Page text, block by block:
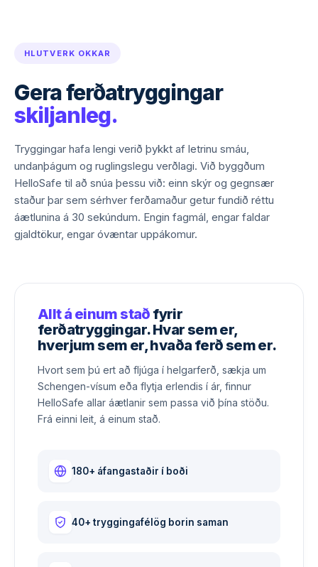
HLUTVERK OKKAR
Gera ferðatryggingar
skiljanleg.
Tryggingar hafa lengi verið þykkt af letrinu smáu,
undanþágum og ruglingslegu verðlagi. Við byggðum
HelloSafe til að snúa þessu við: einn skýr og gegnsær
staður þar sem sérhver ferðamaður getur fundið réttu
áætlunina á 30 sekúndum. Engin fagmál, engar faldar
gjaldtökur, engar óvæntar uppákomur.
Allt á einum stað fyrir
ferðatryggingar. Hvar sem er,
hverjum sem er, hvaða ferð sem er.
Hvort sem þú ert að fljúga í helgarferð, sækja um
Schengen-vísum eða flytja erlendis í ár, finnur
HelloSafe allar áætlanir sem passa við þína stöðu.
Frá einni leit, á einum stað.
180+ áfangastaðir í boði
40+ tryggingafélög borin saman